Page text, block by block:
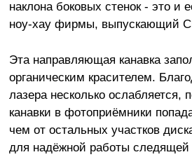
наклона боковых стенок - это и
ноу-хау фирмы, выпускающий
Эта направляющая канавка
органическим красителем.
лазера несколько ослабляется,
канавки в фотоприёмники
чем от остальных участков
для надёжной работы